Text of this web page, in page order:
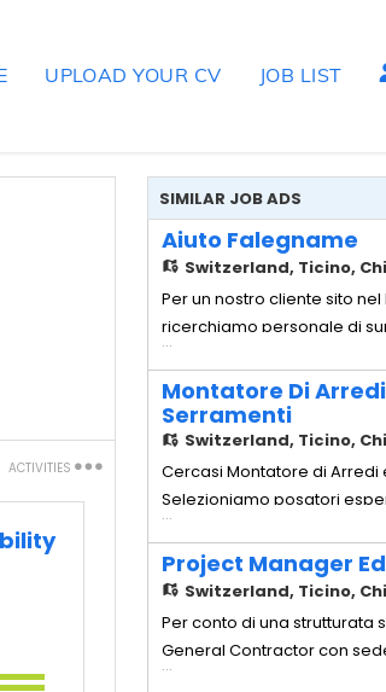
UPLOAD YOUR CV JOB LIST
ACTIVITIES
SIMILAR JOB ADS
Aiuto Falegname
Switzerland, Ticino,
Per un nostro cliente sito nel
ricerchiamo personale di
squadre di montaggio di
Gamma. - Aiuto Falegname
- Assistenza tecnica:
ai falegnami qualificati
lavorazioni in posa. -
carichi: Spostamento e
...
Montatore Di Arredi
Serramenti
Switzerland, Ticino,
Cercasi Montatore di Arredi
Selezioniamo posatori
cantieri civili, commerciali e
arredamento d'alta gamma
Mansionario - Montaggio
opera e montaggio
Installazione cucine: Assemb
...
Project Manager
Switzerland, Ticino,
Per conto di una strutturata
General Contractor con
Luganese, selezioniamo
...